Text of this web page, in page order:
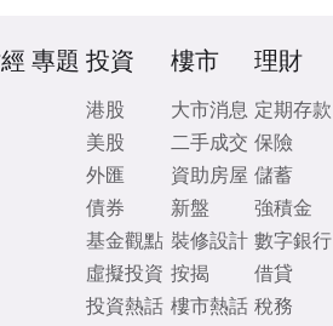
專題 投資
港股
美股
外匯
債券
基金觀點
虛擬投資
投資熱話
樓市
大市消息
二手成交
資助房屋
新盤
裝修設計
按揭
樓市熱話
理財
定期存款
保險
儲蓄
強積金
數字銀行
借貸
稅務